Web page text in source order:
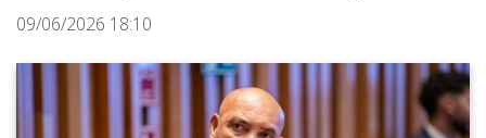
09/06/2026 18:10